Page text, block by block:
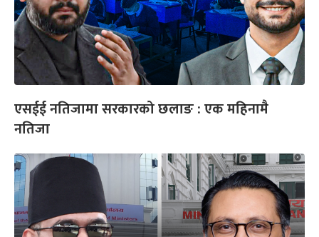
एसईई नतिजामा सरकारको छलाङ : एक महिनामै
नतिजा